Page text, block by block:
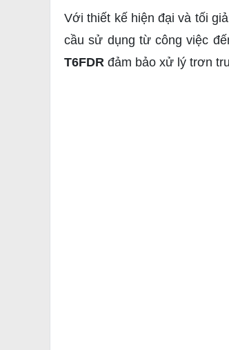
Với thiết kế hiện đại và tối
cầu sử dụng từ công việc
T6FDR đảm bảo xử lý trơn